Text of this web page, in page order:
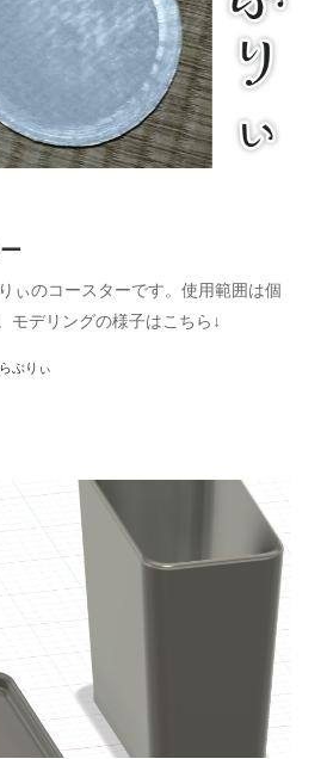
ぃのコースターです。使用範囲は個
モデリングの様子はこちら↓
ぶりぃ